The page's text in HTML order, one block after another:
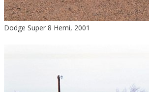
Dodge Super 8 Hemi, 2001